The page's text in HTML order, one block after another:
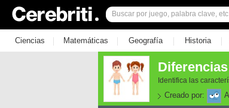
Ciencias | Matemáticas | Geografía | Historia |
Identifica las
Creado por: